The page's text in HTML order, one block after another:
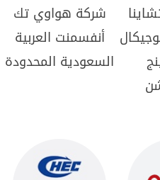
شركة هواوي تك
أنفسمنت العربية
السعودية المحدودة